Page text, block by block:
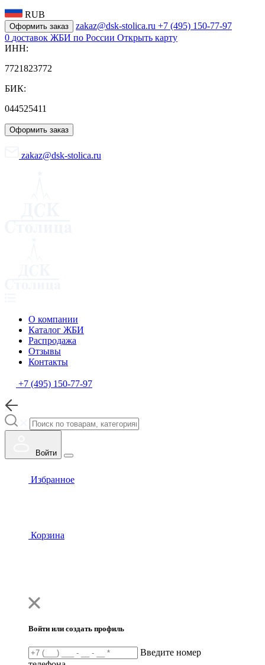
RUB
Оформить заказ zakaz@dsk-stolica.ru +7 (495) 150-77-97
0 доставок ЖБИ по России Открыть карту
ИНН:
7721823772
БИК:
044525411
Оформить заказ
zakaz@dsk-stolica.ru
О компании
Каталог ЖБИ
Распродажа
Отзывы
Контакты
+7 (495) 150-77-97
Войти
Избранное
Корзина
Войти или создать профиль
Введите номер